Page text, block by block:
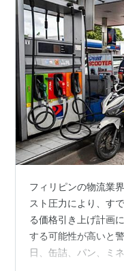
フィリピンの物流業
スト圧力により、す
る価格引き上げ計画
する可能性が高いと
日、缶詰、パン、ミ